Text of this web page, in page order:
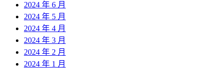
2024 年 6 月
2024 年 5 月
2024 年 4 月
2024 年 3 月
2024 年 2 月
2024 年 1 月